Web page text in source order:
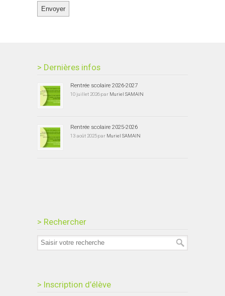
> Dernières infos
Rentrée scolaire 2026-2027
10 juillet 2026 par Muriel SAMAIN
Rentrée scolaire 2025-2026
13 août 2025 par Muriel SAMAIN
> Rechercher
> Inscription d’élève